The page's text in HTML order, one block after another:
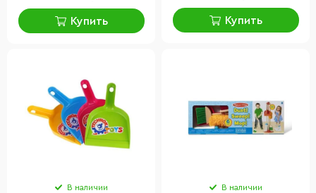
Купить Купить
В наличии В наличии